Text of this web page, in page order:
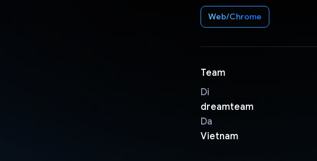
Web/Chrome
Team
Di
dreamteam
Da
Vietnam